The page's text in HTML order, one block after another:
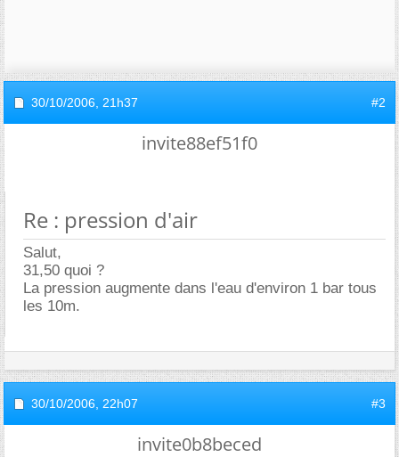
30/10/2006, 21h37 #2
invite88ef51f0
Re : pression d'air
Salut,
31,50 quoi ?
La pression augmente dans l'eau d'environ 1 bar tous
les 10m.
30/10/2006, 22h07 #3
invite0b8beced